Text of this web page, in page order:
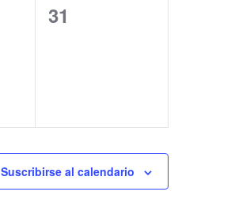
0
31
Suscribirse al calendario